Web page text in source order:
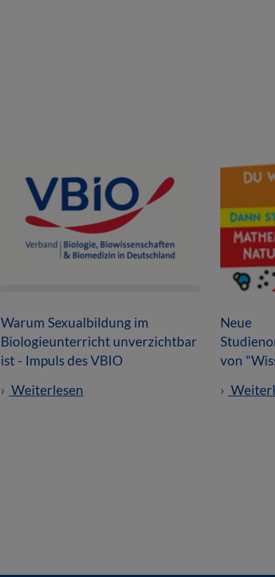
Warum Sexualbildung im
Biologieunterricht unverzichtbar
ist - Impuls des VBIO
Weiterlesen
Neue
von